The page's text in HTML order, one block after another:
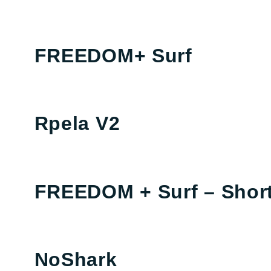
FREEDOM+ Surf
Rpela V2
FREEDOM + Surf –
NoShark